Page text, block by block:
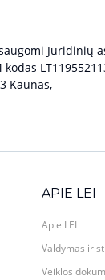
Juridinių
Kaunas,
APIE LEI
Apie LEI
Valdymas ir
Veiklos